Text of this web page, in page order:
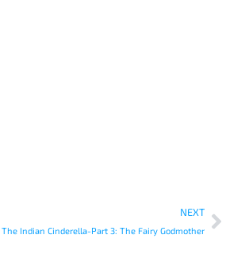
NEXT
The Indian Cinderella-Part 3: The Fairy Godmother